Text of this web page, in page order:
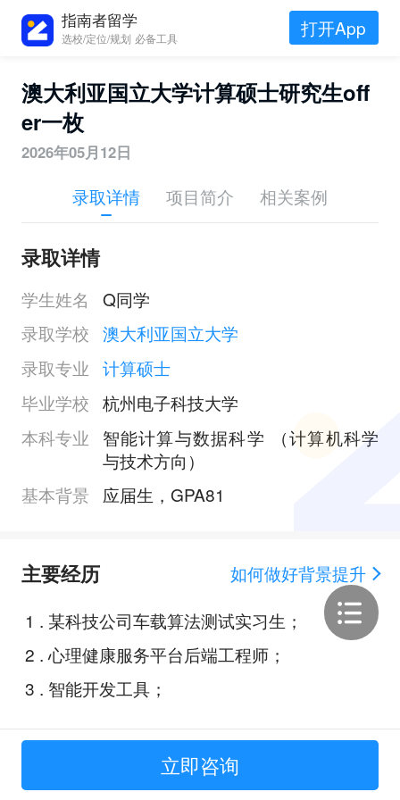
指南者留学
选校/定位/规划 必备工具 打开App
澳大利亚国立大学计算硕士研究生off
er一枚
2026年05月12日
录取详情 项目简介 相关案例
录取详情
学生姓名
Q同学
录取学校 澳大利亚国立大学
录取专业 计算硕士
毕业学校 杭州电子科技大学
本科专业
智能计算与数据科学 （计算机科学
与技术方向）
基本背景
应届生，GPA81
主要经历
如何做好背景提升
1 . 某科技公司车载算法测试实习生；
2 . 心理健康服务平台后端工程师；
3 . 智能开发工具；
立即咨询